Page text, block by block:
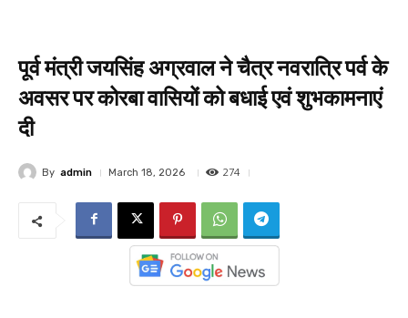
पूर्व मंत्री जयसिंह अग्रवाल ने चैत्र नवरात्रि पर्व के
अवसर पर कोरबा वासियों को बधाई एवं शुभकामनाएं
दी
By admin March 18, 2026 274